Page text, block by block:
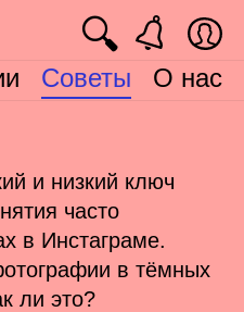
Советы О нас
🔍
и низкий ключ
часто
в Инстаграме.
в тёмных
ли это?